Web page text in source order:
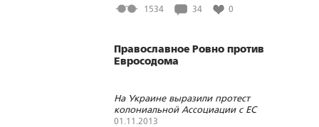
1534
34 0
Православное Ровно против
Евросодома
На Украине выразили протест
колониальной Ассоциации с ЕС
01.11.2013